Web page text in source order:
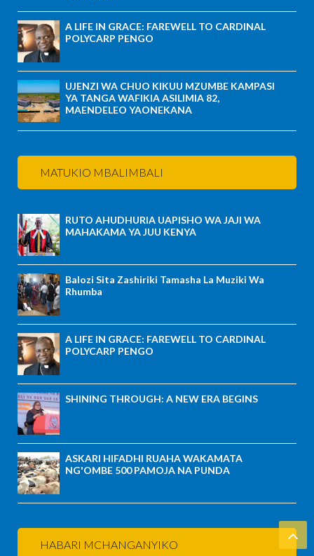
A LIFE IN GRACE: FAREWELL TO CARDINAL
POLYCARP PENGO
UJENZI WA CHUO KIKUU MZUMBE KAMPASI
YA TANGA WAFIKIA ASILIMIA 82,
MAENDELEO YAONEKANA
MATUKIO MBALIMBALI
RUTO AHUDHURIA UAPISHO WA JAJI WA
MAHAKAMA YA JUU KENYA
Balozi Sita Zashiriki Tamasha La Muziki Wa
Rhumba
A LIFE IN GRACE: FAREWELL TO CARDINAL
POLYCARP PENGO
SHINING THROUGH: A NEW ERA BEGINS
ASKARI HIFADHI RUAHA WAKAMATA
NG'OMBE 500 PAMOJA NA PUNDA
HABARI MCHANGANYIKO